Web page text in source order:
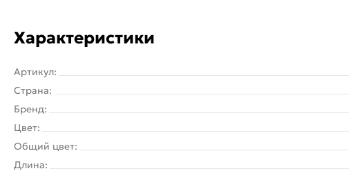
Характеристики
Артикул:
Страна:
Бренд:
Цвет:
Общий цвет:
Длина: